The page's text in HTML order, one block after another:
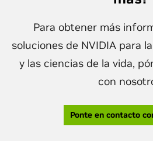
Para obtener más
soluciones de NVIDIA para
y las ciencias de la vida,
con
Ponte en contacto